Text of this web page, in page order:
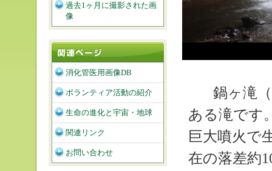
鍋ヶ滝（
ある滝です
巨大噴火で
在の落差約
過去1ヶ月に撮影された画
像
消化管医用画像DB
ボランティア活動の紹介
生命の進化と宇宙・地球
関連リンク
お問い合わせ